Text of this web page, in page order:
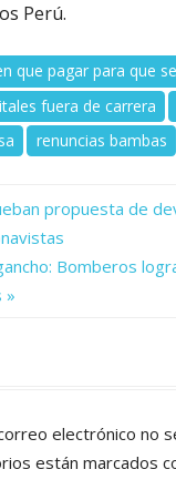
Perú.
que pagar para que
fuera de carrera
renuncias bambas
propuesta de
Bomberos
electrónico no
están marcados